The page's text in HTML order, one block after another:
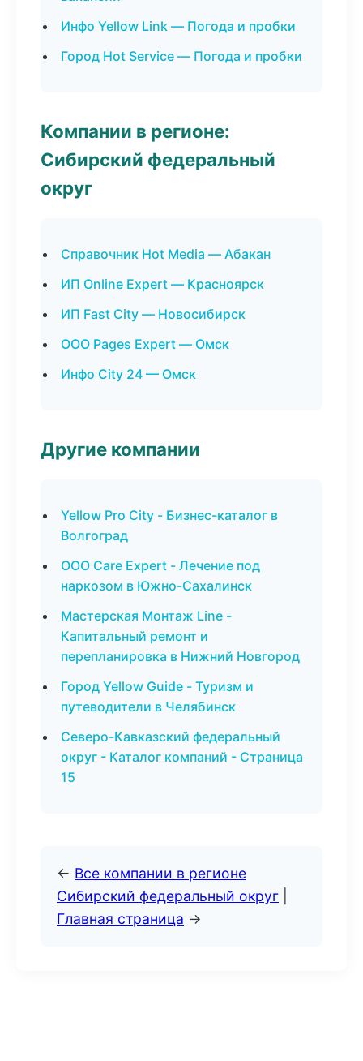
Инфо Yellow Link — Погода и пробки
Город Hot Service — Погода и пробки
Компании в регионе:
Сибирский федеральный
округ
Справочник Hot Media — Абакан
ИП Online Expert — Красноярск
ИП Fast City — Новосибирск
ООО Pages Expert — Омск
Инфо City 24 — Омск
Другие компании
Yellow Pro City - Бизнес-каталог в
Волгоград
ООО Care Expert - Лечение под
наркозом в Южно-Сахалинск
Мастерская Монтаж Line -
Капитальный ремонт и
перепланировка в Нижний Новгород
Город Yellow Guide - Туризм и
путеводители в Челябинск
Северо-Кавказский федеральный
округ - Каталог компаний - Страница
15
← Все компании в регионе
Сибирский федеральный округ
Главная страница →